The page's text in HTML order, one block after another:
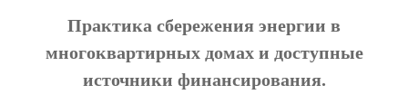
Практика сбережения энергии в
многоквартирных домах и доступные
источники финансирования.